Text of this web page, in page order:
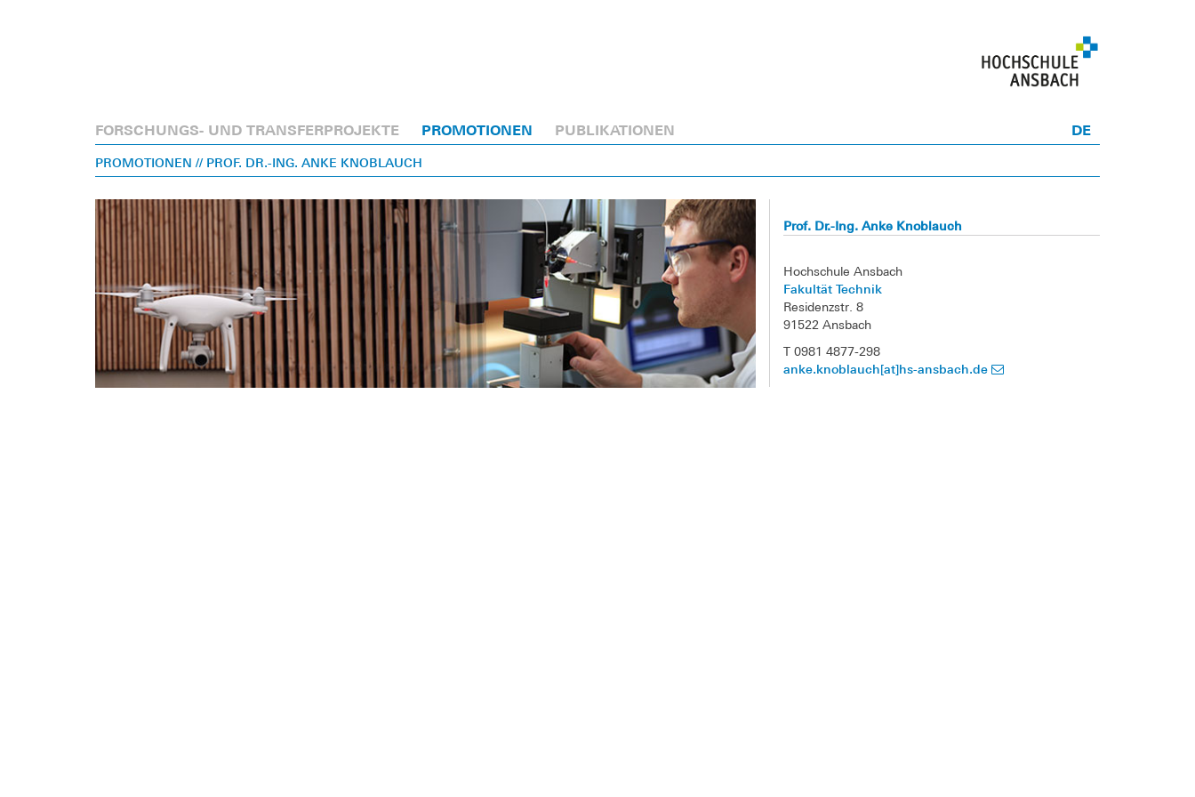
FORSCHUNGS- UND TRANSFERPROJEKTE PROMOTIONEN PUBLIKATIONEN DE
PROMOTIONEN // PROF. DR.-ING. ANKE KNOBLAUCH
Prof. Dr.-Ing. Anke Knoblauch
Hochschule Ansbach
Fakultät Technik
Residenzstr. 8
91522 Ansbach
T 0981 4877-298
anke.knoblauch[at]hs-ansbach.de